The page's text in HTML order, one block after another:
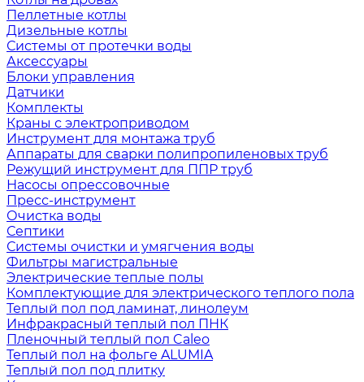
Пеллетные котлы
Дизельные котлы
Системы от протечки воды
Аксессуары
Блоки управления
Датчики
Комплекты
Краны с электроприводом
Инструмент для монтажа труб
Аппараты для сварки полипропиленовых труб
Режущий инструмент для ППР труб
Насосы опрессовочные
Пресс-инструмент
Очистка воды
Септики
Системы очистки и умягчения воды
Фильтры магистральные
Электрические теплые полы
Комплектующие для электрического теплого пола
Теплый пол под ламинат, линолеум
Инфракрасный теплый пол ПНК
Пленочный теплый пол Caleo
Теплый пол на фольге ALUMIA
Теплый пол под плитку